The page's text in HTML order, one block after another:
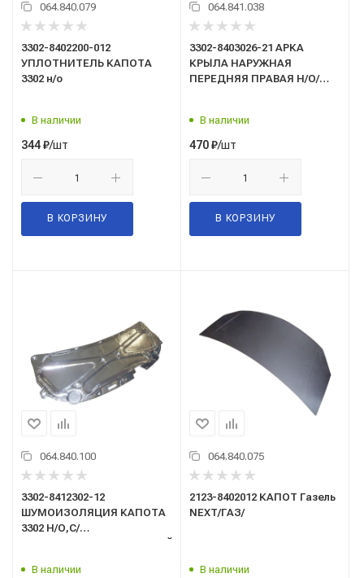
064.840.079
3302-8402200-012
УПЛОТНИТЕЛЬ КАПОТА
3302 н/о
В наличии
344₽/шт
В КОРЗИНУ
064.841.038
3302-8403026-21 АРКА
КРЫЛА НАРУЖНАЯ
ПЕРЕДНЯЯ ПРАВАЯ Н/О/
В наличии
470₽/шт
В КОРЗИНУ
064.840.100
3302-8412302-12
ШУМОИЗОЛЯЦИЯ КАПОТА
3302 Н/О,С/
В наличии
064.840.075
2123-8402012 КАПОТ Газель
NEXT/ГАЗ/
В наличии